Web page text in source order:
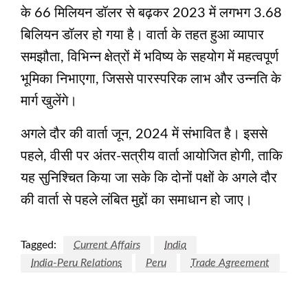
के 66 मिलियन डॉलर से बढ़कर 2023 में लगभग 3.68
बिलियन डॉलर हो गया है। वार्ता के तहत हुआ व्यापार
समझौता, विभिन्न क्षेत्रों में भविष्य के सहयोग में महत्वपूर्ण
भूमिका निभाएगा, जिससे पारस्परिक लाभ और उन्नति के
मार्ग खुलेंगे।
अगले दौर की वार्ता जून, 2024 में संभावित है। इससे
पहले, वीसी पर अंतर-सत्रीय वार्ता आयोजित होगी, ताकि
यह सुनिश्चित किया जा सके कि दोनों पक्षों के अगले दौर
की वार्ता से पहले लंबित मुद्दों का समाधान हो जाए।
Tagged: Current Affairs
India
India-Peru Relations
Peru Trade Agreement